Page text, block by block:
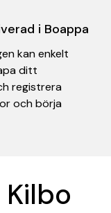
i Boappa
kan enkelt
ditt
registrera
och börja